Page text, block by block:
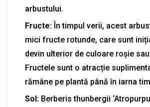
arbustului.
Fructe: În timpul verii, acest
mici fructe rotunde, care sunt
devin ulterior de culoare roșie
Fructele sunt o atracție
rămâne pe plantă până în iarna
Sol: Berberis thunbergii